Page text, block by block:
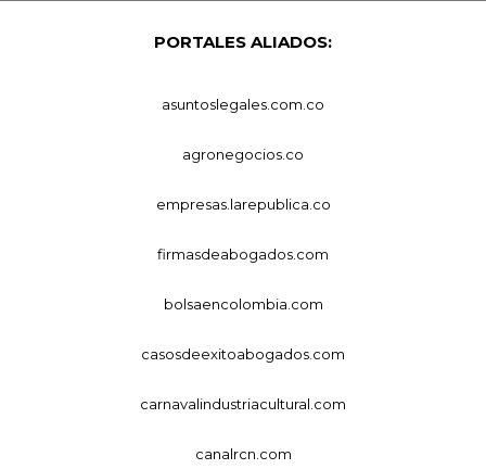
PORTALES ALIADOS:
asuntoslegales.com.co
agronegocios.co
empresas.larepublica.co
firmasdeabogados.com
bolsaencolombia.com
casosdeexitoabogados.com
carnavalindustriacultural.com
canalrcn.com